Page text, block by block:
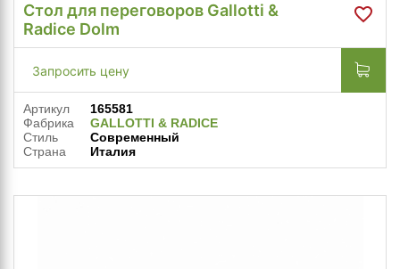
Стол для переговоров Gallotti &
Radice Dolm
Запросить цену
Артикул
165581
Фабрика
GALLOTTI & RADICE
Стиль
Современный
Страна
Италия